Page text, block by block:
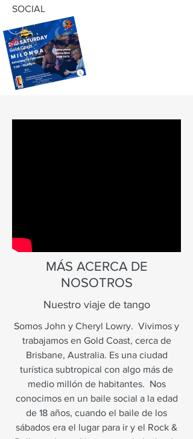
SOCIAL
MÁS ACERCA DE
NOSOTROS
Nuestro viaje de tango
Somos John y Cheryl Lowry. Vivimos y
trabajamos en Gold Coast, cerca de
Brisbane, Australia. Es una ciudad
turística subtropical con algo más de
medio millón de habitantes. Nos
conocimos en un baile social a la edad
de 18 años, cuando el baile de los
sábados era el lugar para ir y el Rock &